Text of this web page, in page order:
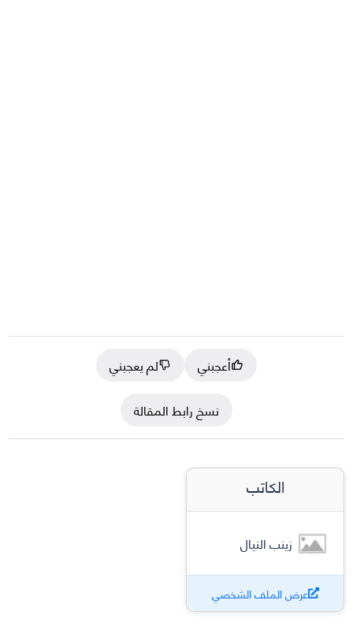
أعجبني
لم يعجبني
نسخ رابط المقالة
الكاتب
زينب النيال
عرض الملف الشخصي